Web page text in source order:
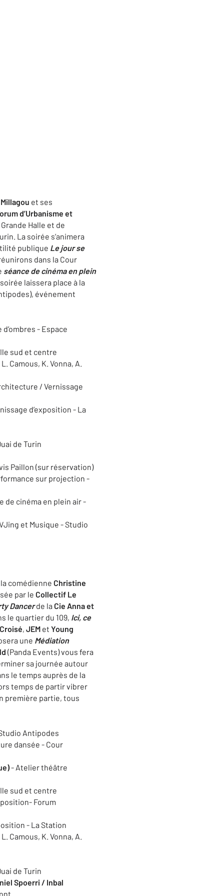
et ses
d’Urbanisme et
Halle et de
La soirée s’animera
publique Le jour se
dans la Cour
séance de cinéma en plein
soirée laissera place à la
événement
- Espace
sud et centre
Camous, K. Vonna, A.
/ Vernissage
d’exposition - La
de Turin
Paillon (sur réservation)
sur projection -
de cinéma en plein air -
et Musique - Studio
comédienne Christine
par le Collectif Le
Dancer de la Cie Anna et
le quartier du 109, Ici, ce
, JEM et Young
une Médiation
(Panda Events) vous fera
sa journée autour
le temps auprès de la
temps de partir vibrer
première partie, tous
Antipodes
dansée - Cour
- Atelier théâtre
sud et centre
Forum
- La Station
Camous, K. Vonna, A.
de Turin
Spoerri / Inbal